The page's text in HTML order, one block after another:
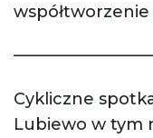
Cykliczne
Lubiewo w tym